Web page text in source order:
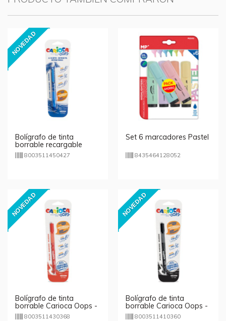
NOVEDAD
Bolígrafo de tinta
borrable recargable
Carioca Oops - azul
8003511450427
Set 6 marcadores Pastel
8435464128052
NOVEDAD
Bolígrafo de tinta
borrable Carioca Oops -
rojo8003511430368
NOVEDAD
Bolígrafo de tinta
borrable Carioca Oops -
negro8003511410360